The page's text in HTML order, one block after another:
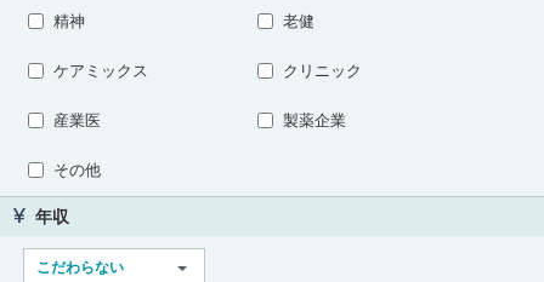
精神 老健
ケアミックス クリニック
産業医 製薬企業
その他
年収
こだわらない